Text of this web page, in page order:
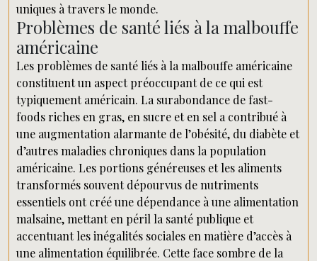
uniques à travers le monde.
Problèmes de santé liés à la malbouffe
américaine
Les problèmes de santé liés à la malbouffe américaine
constituent un aspect préoccupant de ce qui est
typiquement américain. La surabondance de fast-
foods riches en gras, en sucre et en sel a contribué à
une augmentation alarmante de l’obésité, du diabète et
d’autres maladies chroniques dans la population
américaine. Les portions généreuses et les aliments
transformés souvent dépourvus de nutriments
essentiels ont créé une dépendance à une alimentation
malsaine, mettant en péril la santé publique et
accentuant les inégalités sociales en matière d’accès à
une alimentation équilibrée. Cette face sombre de la